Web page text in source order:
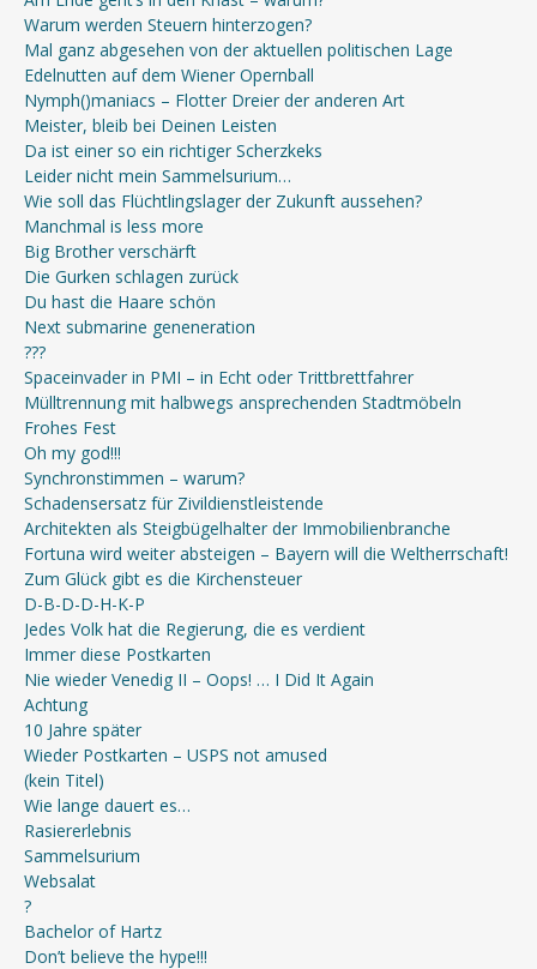
Warum werden Steuern hinterzogen?
Mal ganz abgesehen von der aktuellen politischen Lage
Edelnutten auf dem Wiener Opernball
Nymph()maniacs – Flotter Dreier der anderen Art
Meister, bleib bei Deinen Leisten
Da ist einer so ein richtiger Scherzkeks
Leider nicht mein Sammelsurium…
Wie soll das Flüchtlingslager der Zukunft aussehen?
Manchmal is less more
Big Brother verschärft
Die Gurken schlagen zurück
Du hast die Haare schön
Next submarine geneneration
???
Spaceinvader in PMI – in Echt oder Trittbrettfahrer
Mülltrennung mit halbwegs ansprechenden Stadtmöbeln
Frohes Fest
Oh my god!!!
Synchronstimmen – warum?
Schadensersatz für Zivildienstleistende
Architekten als Steigbügelhalter der Immobilienbranche
Fortuna wird weiter absteigen – Bayern will die Weltherrschaft!
Zum Glück gibt es die Kirchensteuer
D-B-D-D-H-K-P
Jedes Volk hat die Regierung, die es verdient
Immer diese Postkarten
Nie wieder Venedig II – Oops! … I Did It Again
Achtung
10 Jahre später
Wieder Postkarten – USPS not amused
(kein Titel)
Wie lange dauert es…
Rasiererlebnis
Sammelsurium
Websalat
?
Bachelor of Hartz
Don’t believe the hype!!!